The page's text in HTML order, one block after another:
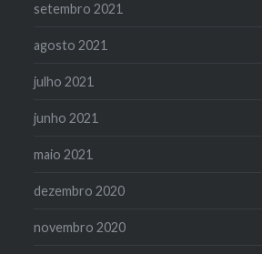
setembro 2021
agosto 2021
julho 2021
junho 2021
maio 2021
dezembro 2020
novembro 2020